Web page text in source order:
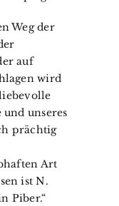
Weg der
auf
wird
unseres
prächtig
Art
ist N.
Piber.“